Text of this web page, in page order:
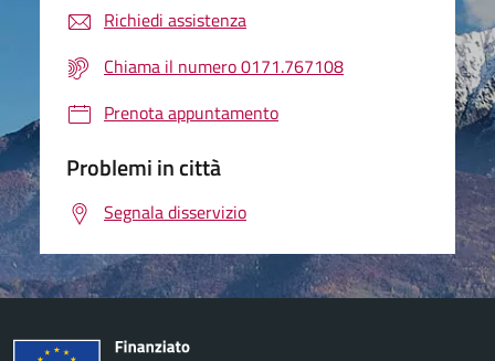
Richiedi assistenza
Chiama il numero 0171.767108
Prenota appuntamento
Problemi in città
Segnala disservizio